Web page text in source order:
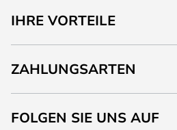
IHRE VORTEILE
ZAHLUNGSARTEN
FOLGEN SIE UNS AUF